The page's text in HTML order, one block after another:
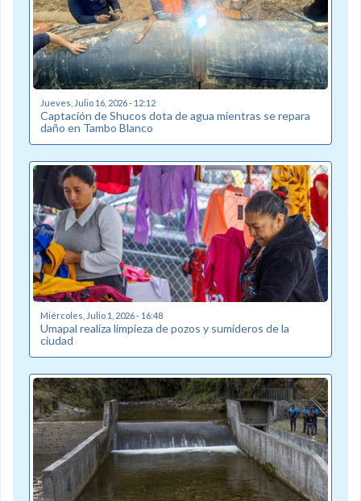
Jueves, Julio 16, 2026 - 12:12
Captación de Shucos dota de agua mientras se repara
daño en Tambo Blanco
Miércoles, Julio 1, 2026 - 16:48
Umapal realiza limpieza de pozos y sumideros de la
ciudad